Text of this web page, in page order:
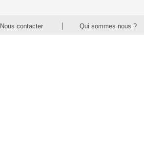
Nous contacter Qui sommes nous ?